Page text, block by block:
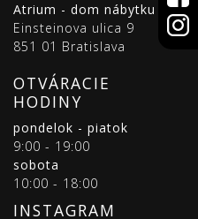
Atrium - dom nábytku
Einsteinova ulica 9
851 01 Bratislava
OTVÁRACIE
HODINY
pondelok - piatok
9:00 - 19:00
sobota
10:00 - 18:00
INSTAGRAM